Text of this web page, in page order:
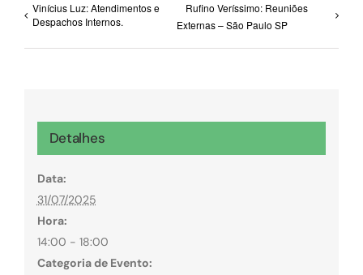
Vinícius Luz: Atendimentos e
Despachos Internos.
Rufino Veríssimo: Reuniões
Externas – São Paulo SP
Detalhes
Data:
31/07/2025
Hora:
14:00 - 18:00
Categoria de Evento: